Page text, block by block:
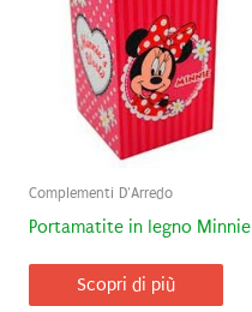
Complementi D'Arredo
Portamatite in legno Minnie
Scopri di più